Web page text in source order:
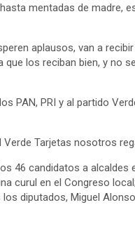
mentadas de madre,
aplausos, van a
los reciban bien, y no
PAN, PRI y al partido
Verde Tarjetas nosotros
46 candidatos a alcaldes
curul en el Congreso
diputados, Miguel